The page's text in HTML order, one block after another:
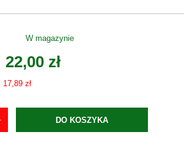
W magazynie
22,00 zł
17,89 zł
DO KOSZYKA